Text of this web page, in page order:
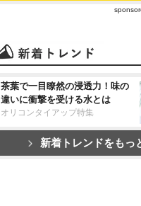
茶葉で一目瞭然の浸透力！味の
違いに衝撃を受ける水とは
オリコンタイアップ特集
新着トレンドをもっ